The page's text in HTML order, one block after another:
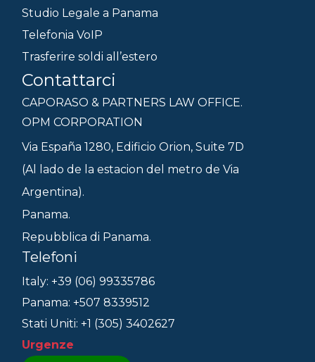
Studio Legale a Panama
Telefonia VoIP
Trasferire soldi all’estero
Contattarci
CAPORASO & PARTNERS LAW OFFICE.
OPM CORPORATION
Via España 1280, Edificio Orion, Suite 7D
(Al lado de la estacion del metro de Via
Argentina).
Panama.
Repubblica di Panama.
Telefoni
Italy: +39 (06) 99335786
Panama: +507 8339512
Stati Uniti: +1 (305) 3402627
Urgenze